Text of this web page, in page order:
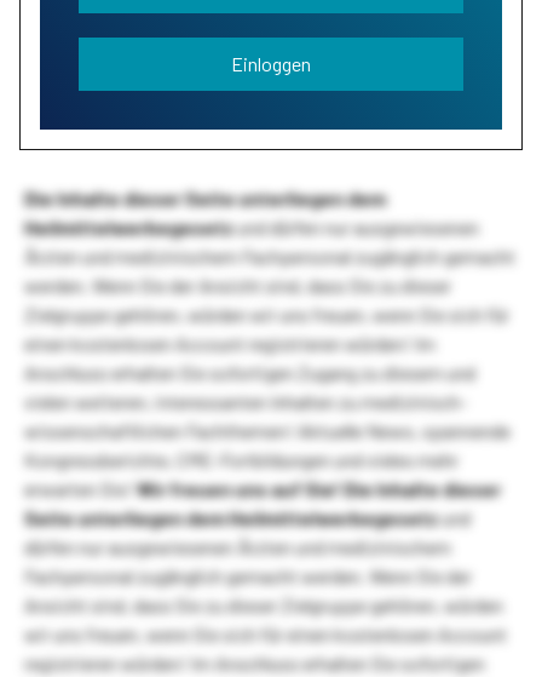
Einloggen
Die Inhalte dieser Seite unterliegen dem
Heilmittelwerbegesetzund dürfen nur ausgewiesenen
Ärzten und medizinischem Fachpersonal zugänglich gemacht
werden. Wenn Sie der Ansicht sind, dass Sie zu dieser
Zielgruppe gehören, würden wir uns freuen, wenn Sie sich für
einen kostenlosen Account registrieren würden! Im
Anschluss erhalten Sie sofortigen Zugang zu diesem und
vielen weiteren, interessanten Inhalten zu medizinisch-
wissenschaftlichen Fachthemen! Aktuelle News, spannende
Kongressberichte, CME-Fortbildungen und vieles mehr
erwarten Sie!Wir freuen uns auf Sie!Die Inhalte dieser
Seite unterliegen dem Heilmittelwerbegesetzund
dürfen nur ausgewiesenen Ärzten und medizinischem
Fachpersonal zugänglich gemacht werden. Wenn Sie der
Ansicht sind, dass Sie zu dieser Zielgruppe gehören, würden
wir uns freuen, wenn Sie sich für einen kostenlosen Account
registrieren würden! Im Anschluss erhalten Sie sofortigen